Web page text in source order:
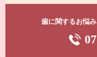
歯に関するお悩